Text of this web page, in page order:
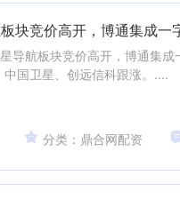
块竞价高开，博通集成一
导航板块竞价高开，博通集
国卫星、创远信科跟涨。....
分类：鼎合网配资